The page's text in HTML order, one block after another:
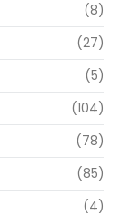
(8)
(27)
(5)
(104)
(78)
(85)
(4)